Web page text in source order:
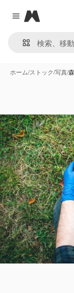
Close menu
Magnific
ホーム/ストック/写真/